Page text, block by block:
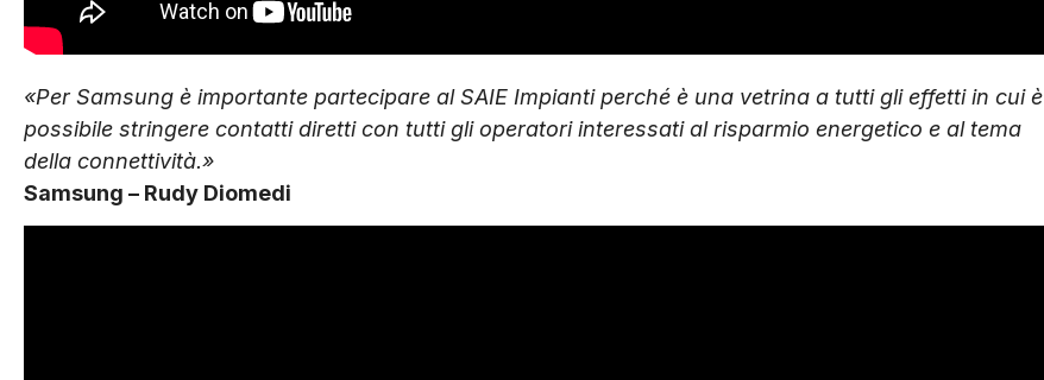
«Per Samsung è importante partecipare al SAIE Impianti perché è una vetrina a tutti gli effetti in cui è
possibile stringere contatti diretti con tutti gli operatori interessati al risparmio energetico e al tema
della connettività.»
Samsung – Rudy Diomedi